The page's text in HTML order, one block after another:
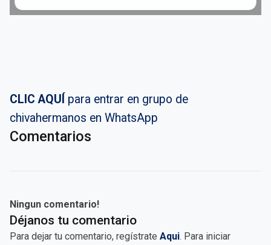
CLIC AQUÍ para entrar en grupo de
chivahermanos en WhatsApp
Comentarios
Ningun comentario!
Déjanos tu comentario
Para dejar tu comentario, regístrate Aqui. Para iniciar